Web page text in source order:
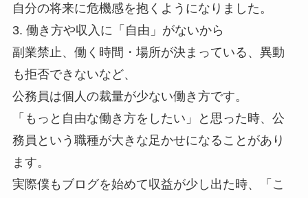
自分の将来に危機感を抱くようになりました。
3. 働き方や収入に「自由」がないから
副業禁止、働く時間・場所が決まっている、異動
も拒否できないなど、
公務員は個人の裁量が少ない働き方です。
「もっと自由な働き方をしたい」と思った時、公
務員という職種が大きな足かせになることがあり
ます。
実際僕もブログを始めて収益が少し出た時、「こ